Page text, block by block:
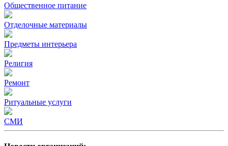
Общественное питание
Отделочные материалы
Предметы интерьера
Религия
Ремонт
Ритуальные услуги
СМИ